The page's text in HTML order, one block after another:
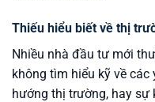
Thiếu hiểu biết về thị
Nhiều nhà đầu tư mới
không tìm hiểu kỹ về
hướng thị trường, hay sự